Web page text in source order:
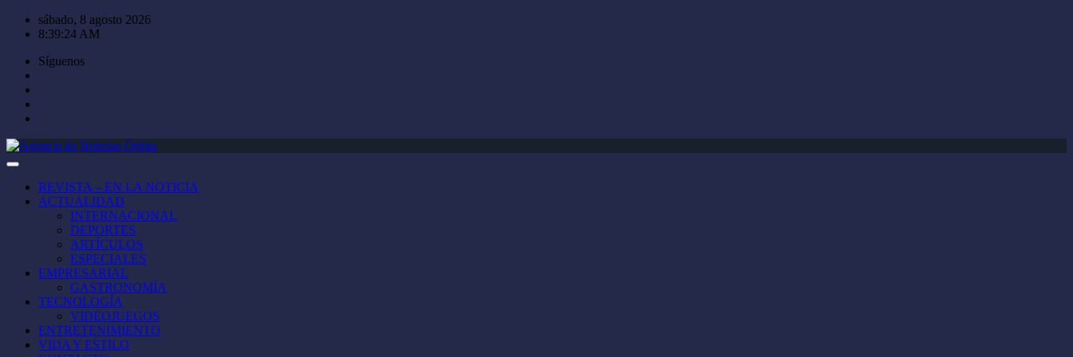
Saltar
sábado, 8 agosto 2026
8:39:25 AM
Síguenos
REVISTA – EN LA NOTICIA
ACTUALIDAD
INTERNACIONAL
DEPORTES
ARTÍCULOS
ESPECIALES
EMPRESARIAL
GASTRONOMÍA
TECNOLOGÍA
VIDEOJUEGOS
ENTRETENIMIENTO
VIDA Y ESTILO